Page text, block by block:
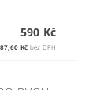
590 Kč
Kč bez DPH